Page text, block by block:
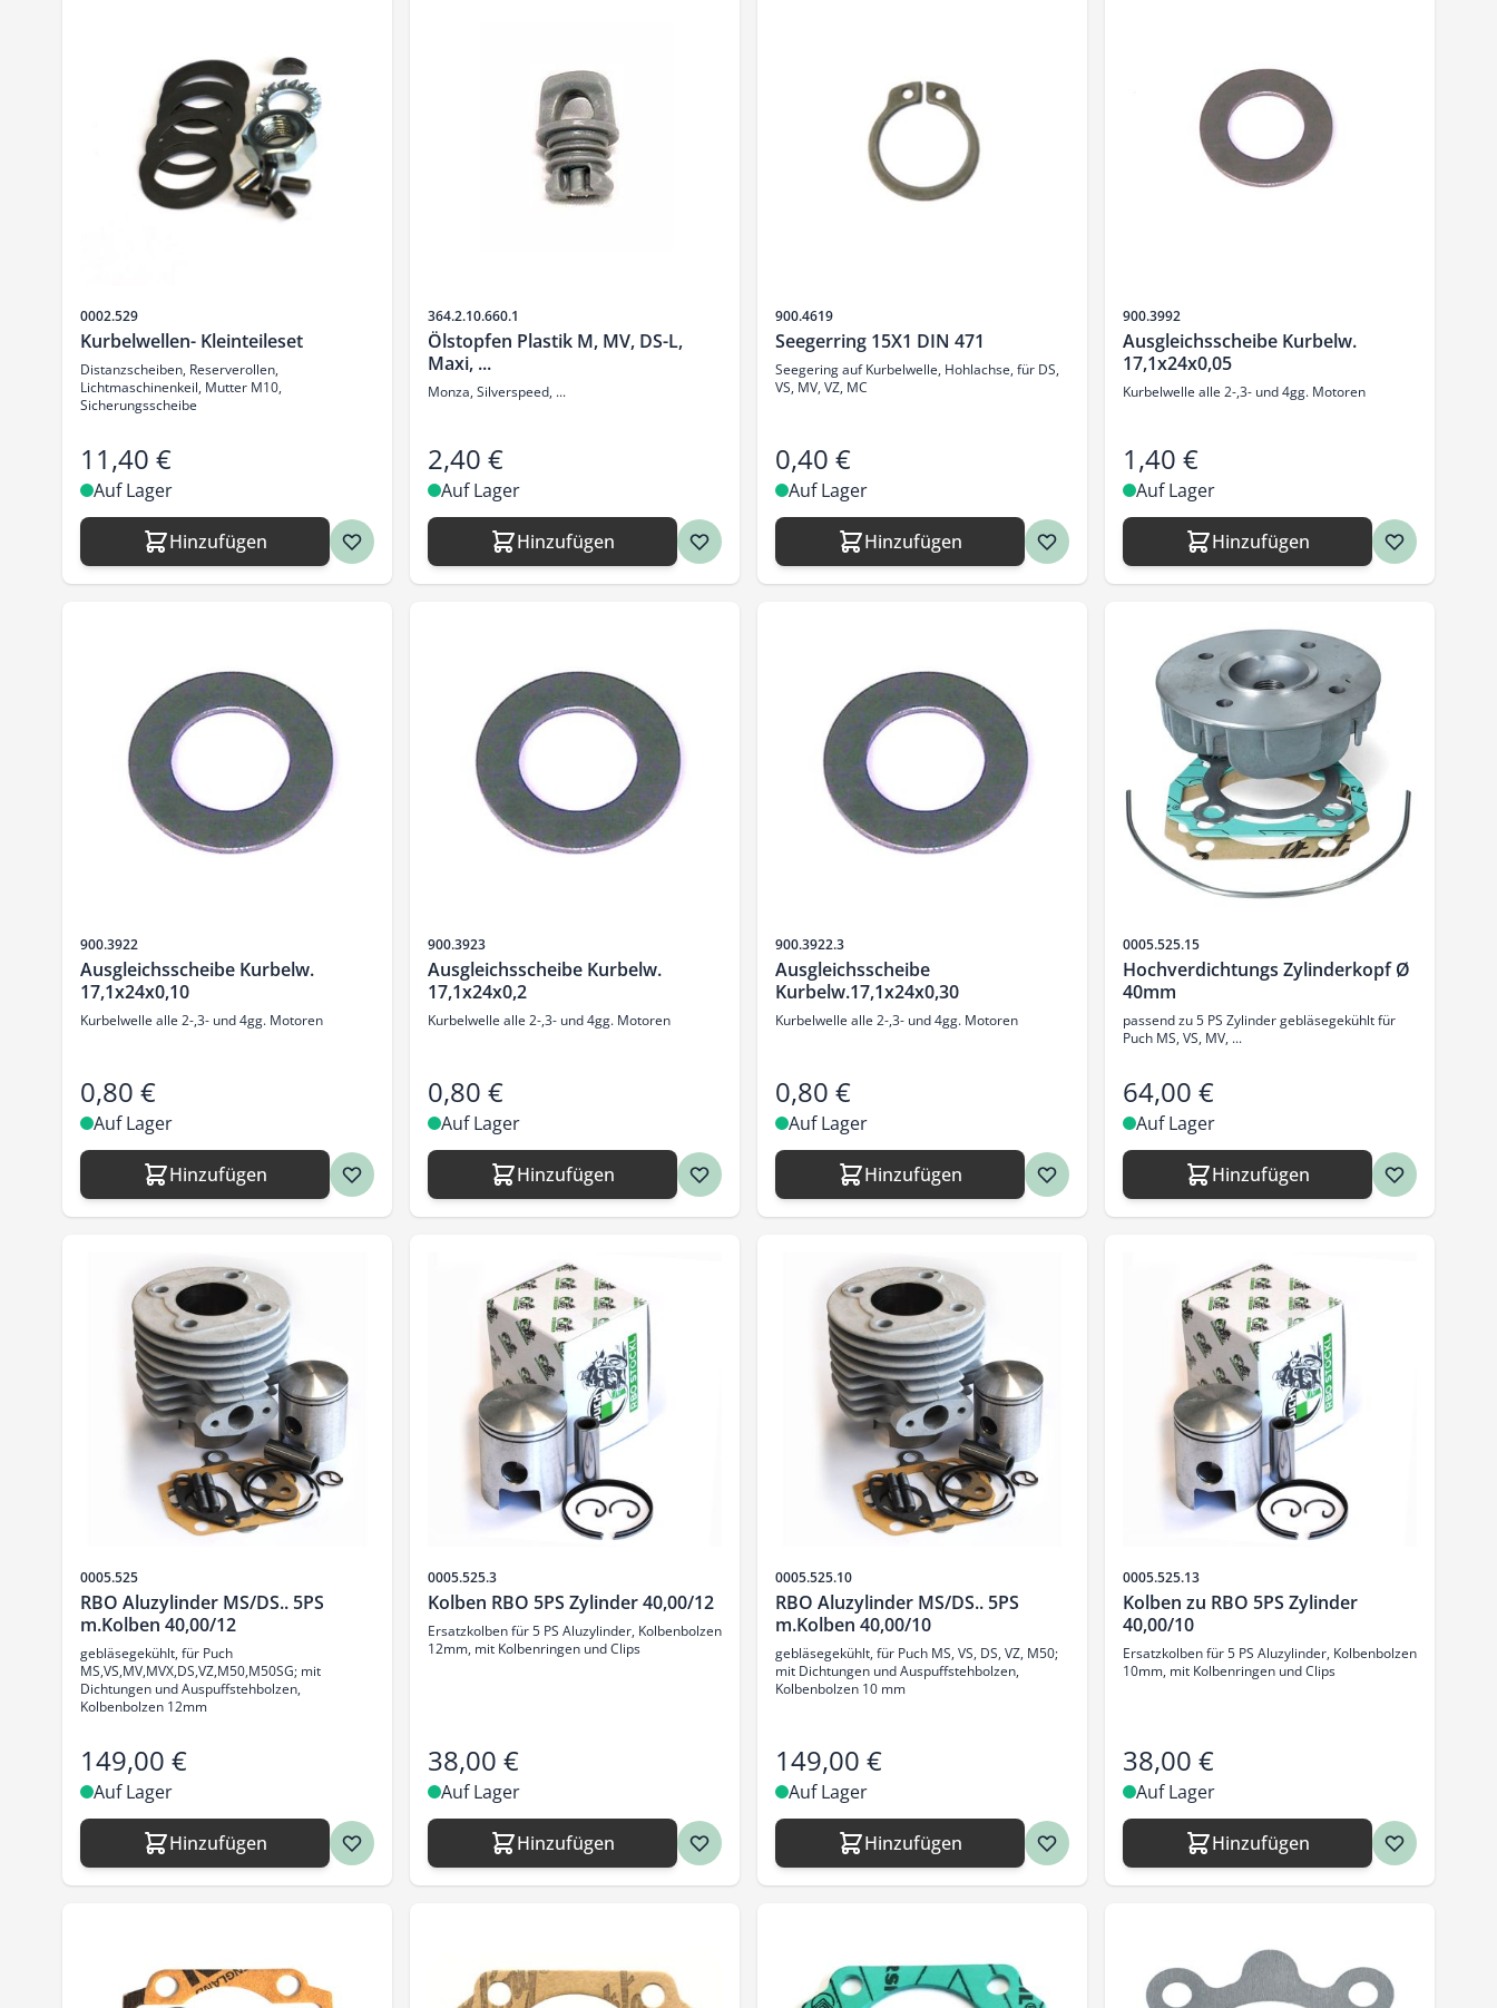
Artikelnr.
0002.529
Kurbelwellen- Kleinteileset
Distanzscheiben, Reserverollen,
Lichtmaschinenkeil, Mutter M10,
Sicherungsscheibe
11,40 €
Auf Lager
Hinzufügen
Artikelnr.
364.2.10.660.1
Ölstopfen Plastik M, MV, DS-L,
Maxi, ...
Monza, Silverspeed, ...
2,40 €
Auf Lager
Hinzufügen
Artikelnr.
900.4619
Seegerring 15X1 DIN 471
Seegering auf Kurbelwelle, Hohlachse, für DS,
VS, MV, VZ, MC
0,40 €
Auf Lager
Hinzufügen
Artikelnr.
900.3992
Ausgleichsscheibe Kurbelw.
17,1x24x0,05
Kurbelwelle alle 2-,3- und 4gg. Motoren
1,40 €
Auf Lager
Hinzufügen
Artikelnr.
900.3922
Ausgleichsscheibe Kurbelw.
17,1x24x0,10
Kurbelwelle alle 2-,3- und 4gg. Motoren
0,80 €
Auf Lager
Hinzufügen
Artikelnr.
900.3923
Ausgleichsscheibe Kurbelw.
17,1x24x0,2
Kurbelwelle alle 2-,3- und 4gg. Motoren
0,80 €
Auf Lager
Hinzufügen
Artikelnr.
900.3922.3
Ausgleichsscheibe
Kurbelw.17,1x24x0,30
Kurbelwelle alle 2-,3- und 4gg. Motoren
0,80 €
Auf Lager
Hinzufügen
Artikelnr.
0005.525.15
Hochverdichtungs Zylinderkopf Ø
40mm
passend zu 5 PS Zylinder gebläsegekühlt für
Puch MS, VS, MV, ...
64,00 €
Auf Lager
Hinzufügen
Artikelnr.
0005.525
RBO Aluzylinder MS/DS.. 5PS
m.Kolben 40,00/12
gebläsegekühlt, für Puch
MS,VS,MV,MVX,DS,VZ,M50,M50SG; mit
Dichtungen und Auspuffstehbolzen,
Kolbenbolzen 12mm
149,00 €
Auf Lager
Hinzufügen
Artikelnr.
0005.525.3
Kolben RBO 5PS Zylinder 40,00/12
Ersatzkolben für 5 PS Aluzylinder, Kolbenbolzen
12mm, mit Kolbenringen und Clips
38,00 €
Auf Lager
Hinzufügen
Artikelnr.
0005.525.10
RBO Aluzylinder MS/DS.. 5PS
m.Kolben 40,00/10
gebläsegekühlt, für Puch MS, VS, DS, VZ, M50;
mit Dichtungen und Auspuffstehbolzen,
Kolbenbolzen 10 mm
149,00 €
Auf Lager
Hinzufügen
Artikelnr.
0005.525.13
Kolben zu RBO 5PS Zylinder
40,00/10
Ersatzkolben für 5 PS Aluzylinder, Kolbenbolzen
10mm, mit Kolbenringen und Clips
38,00 €
Auf Lager
Hinzufügen